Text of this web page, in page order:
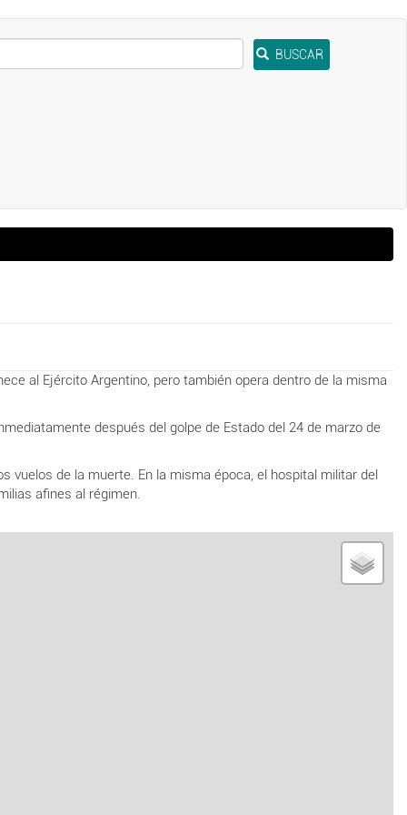
BUSCAR
al Ejército Argentino, pero también opera dentro de la misma
después del golpe de Estado del 24 de marzo de
vuelos de la muerte. En la misma época, el hospital militar del
afines al régimen.